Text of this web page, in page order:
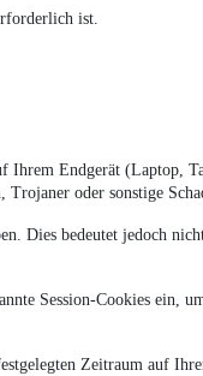
ist.
Ihrem Endgerät (Laptop,
oder sonstige
Dies bedeutet jedoch
Session-Cookies ein,
Zeitraum auf